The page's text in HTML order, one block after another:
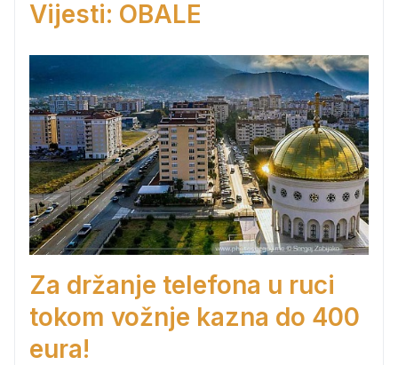
Vijesti: OBALE
Za držanje telefona u ruci
tokom vožnje kazna do 400
eura!